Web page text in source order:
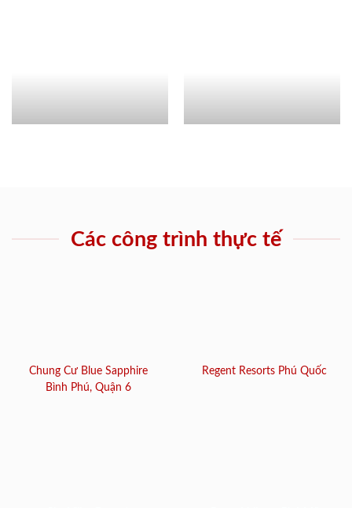
Các công trình thực tế
Chung Cư Blue Sapphire
Bình Phú, Quận 6
Regent Resorts Phú Quốc